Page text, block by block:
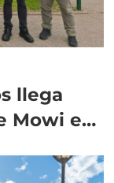
llega
Mowi en